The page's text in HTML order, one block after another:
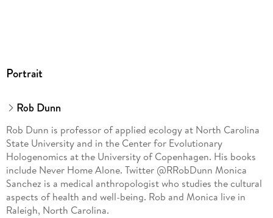
Portrait
Rob Dunn
Rob Dunn is professor of applied ecology at North Carolina
State University and in the Center for Evolutionary
Hologenomics at the University of Copenhagen. His books
include Never Home Alone. Twitter @RRobDunn Monica
Sanchez is a medical anthropologist who studies the cultural
aspects of health and well-being. Rob and Monica live in
Raleigh, North Carolina.